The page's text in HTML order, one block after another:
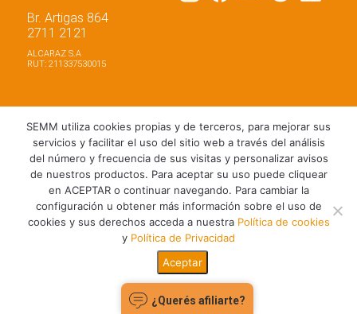
¿Querés afiliarte?
Br. Artigas 864
2711 2121
ALCARAZ S.A
RUT: 211337530015
Trabaja con nosotros
Política de privacidad
Términos y Condiciones de Uso
Política de Cookies
SEMM utiliza cookies propias y de terceros, para mejorar sus
servicios y facilitar el uso del sitio web a través del análisis
del número y frecuencia de sus visitas y personalizar avisos
de nuestros productos. Para aceptar su uso puede cliquear
en ACEPTAR o continuar navegando. Para cambiar la
configuración u obtener más información sobre el uso de
cookies y sus derechos acceda a nuestra Política de cookies
y Política de Privacidad
Aceptar